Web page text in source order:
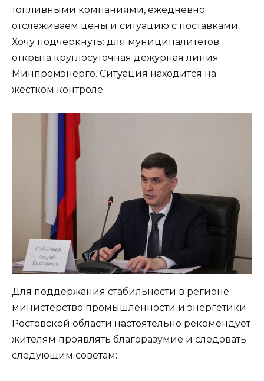
топливными компаниями, ежедневно
отслеживаем цены и ситуацию с поставками.
Хочу подчеркнуть: для муниципалитетов
открыта круглосуточная дежурная линия
Минпромэнерго. Ситуация находится на
жестком контроле.
Для поддержания стабильности в регионе
министерство промышленности и энергетики
Ростовской области настоятельно рекомендует
жителям проявлять благоразумие и следовать
следующим советам: